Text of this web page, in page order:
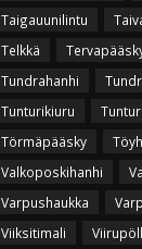
Taigauunilintu
Telkkä
Tundrahanhi
Tunturikiuru
Törmäpääsky
Valkoposkihanhi
Varpushaukka
Viiksitimali